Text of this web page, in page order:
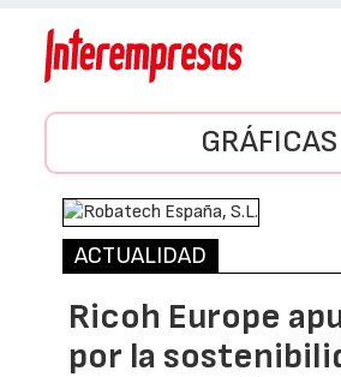
GRÁFICAS
ACTUALIDAD
Ricoh Europe
por la